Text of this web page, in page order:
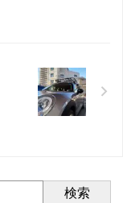
検索